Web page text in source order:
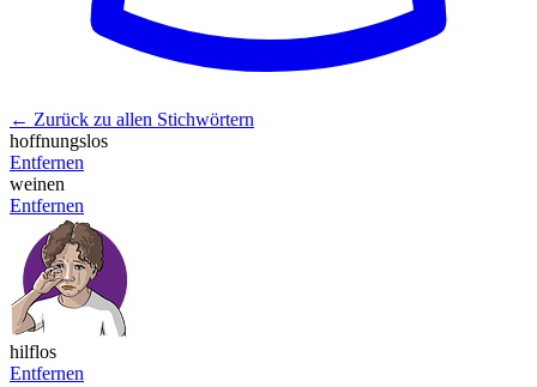
← Zurück zu allen Stichwörtern
hoffnungslos
Entfernen
weinen
Entfernen
hilflos
Entfernen